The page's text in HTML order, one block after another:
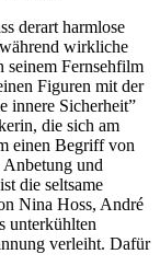
derart harmlose
wirkliche
Fernsehfilm
Figuren mit der
innere Sicherheit”
die sich am
einen Begriff von
und
die seltsame
Nina Hoss, André
unterkühlten
verleiht. Dafür